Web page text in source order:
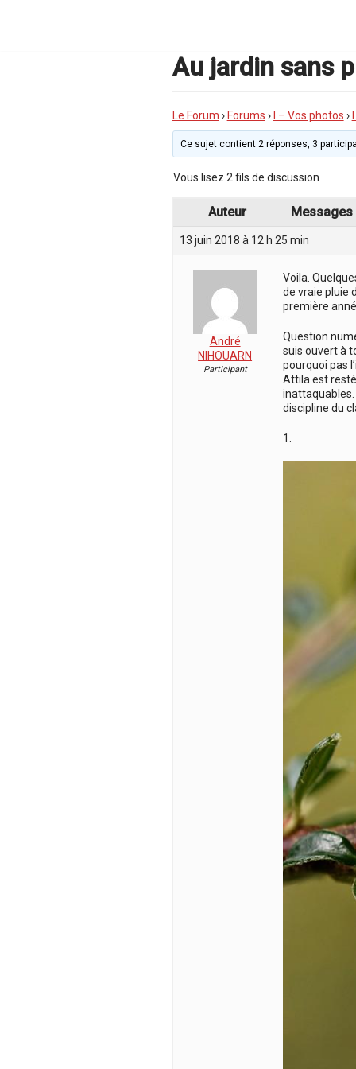
Au jardin sans
Le Forum › Forums › I – Vos photos ›
Ce sujet contient 2 réponses, 3
Vous lisez 2 fils de discussion
Auteur Messages
13 juin 2018 à 12 h 25 min
André
NIHOUARN
Participant
Voila.
de vraie pluie
première
Question
suis ouvert à
pourquoi pas
Attila est
inattaquables.
discipline du
1.